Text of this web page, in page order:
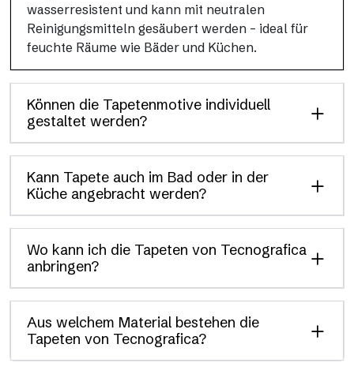
wasserresistent und kann mit neutralen
Reinigungsmitteln gesäubert werden – ideal für
feuchte Räume wie Bäder und Küchen.
Können die Tapetenmotive individuell
gestaltet werden?
Kann Tapete auch im Bad oder in der
Küche angebracht werden?
Wo kann ich die Tapeten von Tecnografica
anbringen?
Aus welchem Material bestehen die
Tapeten von Tecnografica?